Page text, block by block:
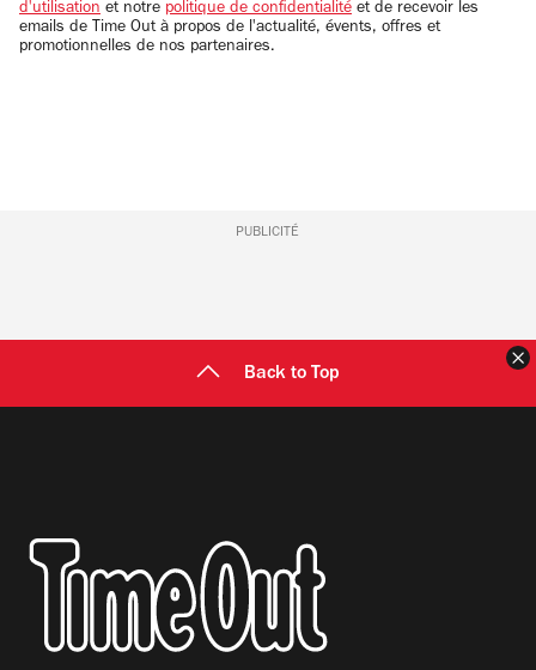
d'utilisation et notre politique de confidentialité et de recevoir les
emails de Time Out à propos de l'actualité, évents, offres et
promotionnelles de nos partenaires.
PUBLICITÉ
Back to Top